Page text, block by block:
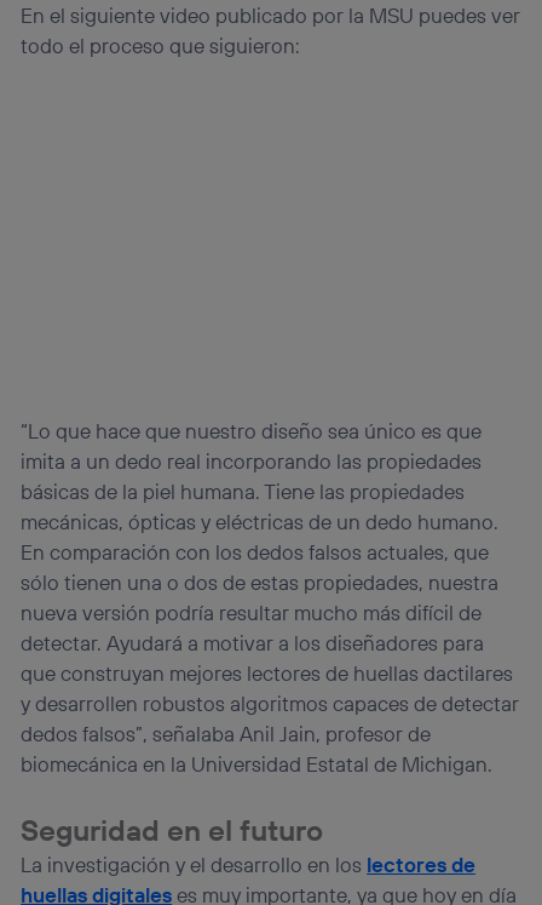
En el siguiente video publicado por la MSU puedes ver
todo el proceso que siguieron:
“Lo que hace que nuestro diseño sea único es que
imita a un dedo real incorporando las propiedades
básicas de la piel humana. Tiene las propiedades
mecánicas, ópticas y eléctricas de un dedo humano.
En comparación con los dedos falsos actuales, que
sólo tienen una o dos de estas propiedades, nuestra
nueva versión podría resultar mucho más difícil de
detectar. Ayudará a motivar a los diseñadores para
que construyan mejores lectores de huellas dactilares
y desarrollen robustos algoritmos capaces de detectar
dedos falsos”, señalaba Anil Jain, profesor de
biomecánica en la Universidad Estatal de Michigan.
Seguridad en el futuro
La investigación y el desarrollo en los lectores de
huellas digitaleses muy importante, ya que hoy en día